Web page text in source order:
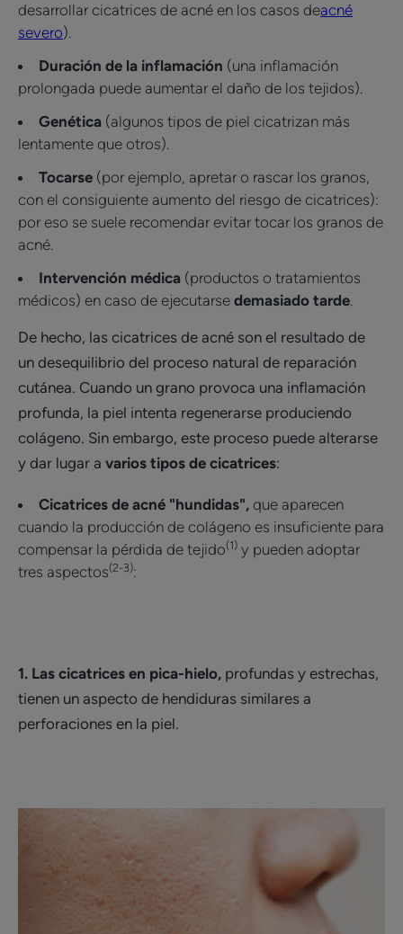
desarrollar cicatrices de acné en los casos deacné
severo).
Duración de la inflamación (una inflamación
prolongada puede aumentar el daño de los tejidos).
Genética (algunos tipos de piel cicatrizan más
lentamente que otros).
Tocarse (por ejemplo, apretar o rascar los granos,
con el consiguiente aumento del riesgo de cicatrices):
por eso se suele recomendar evitar tocar los granos de
acné.
Intervención médica (productos o tratamientos
médicos) en caso de ejecutarse demasiado tarde.
De hecho, las cicatrices de acné son el resultado de
un desequilibrio del proceso natural de reparación
cutánea. Cuando un grano provoca una inflamación
profunda, la piel intenta regenerarse produciendo
colágeno. Sin embargo, este proceso puede alterarse
y dar lugar a varios tipos de cicatrices:
Cicatrices de acné "hundidas", que aparecen
cuando la producción de colágeno es insuficiente para
compensar la pérdida de tejido(1) y pueden adoptar
tres aspectos(2-3):
1. Las cicatrices en pica-hielo, profundas y estrechas,
tienen un aspecto de hendiduras similares a
perforaciones en la piel.